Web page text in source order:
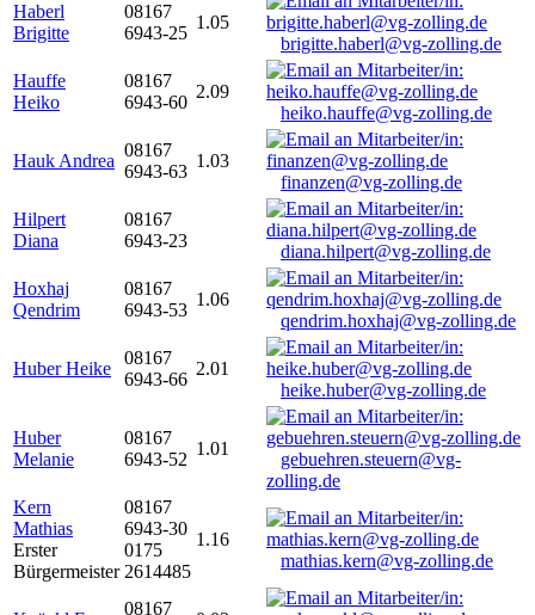
Haberl
Brigitte
08167
6943-25
1.05
brigitte.haberl@vg-zolling.de
Hauffe
Heiko
08167
6943-60
2.09
heiko.hauffe@vg-zolling.de
Hauk Andrea
08167
6943-63
1.03
finanzen@vg-zolling.de
Hilpert
Diana
08167
6943-23
diana.hilpert@vg-zolling.de
Hoxhaj
Qendrim
08167
6943-53
1.06
qendrim.hoxhaj@vg-zolling.de
Huber Heike
08167
6943-66
2.01
heike.huber@vg-zolling.de
Huber
Melanie
08167
6943-52
1.01
gebuehren.steuern@vg-
zolling.de
Kern
Mathias
Erster
Bürgermeister
08167
6943-30
0175
2614485
1.16
mathias.kern@vg-zolling.de
08167